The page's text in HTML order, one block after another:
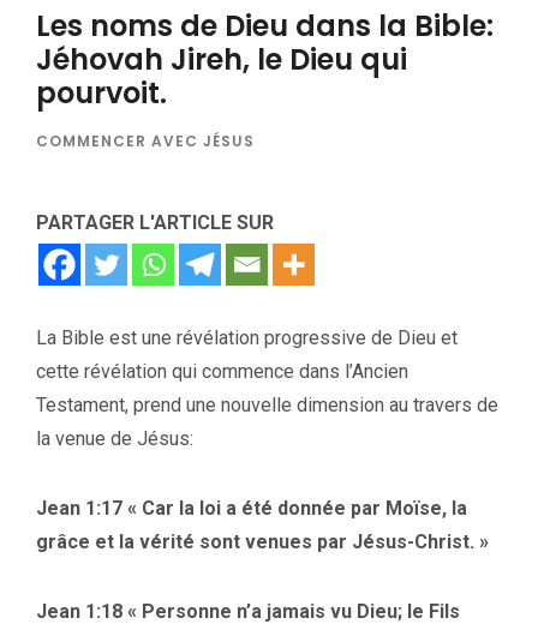
Les noms de Dieu dans la Bible:
Jéhovah Jireh, le Dieu qui
pourvoit.
COMMENCER AVEC JÉSUS
PARTAGER L'ARTICLE SUR
La Bible est une révélation progressive de Dieu et
cette révélation qui commence dans l’Ancien
Testament, prend une nouvelle dimension au travers de
la venue de Jésus:
Jean 1:17 « Car la loi a été donnée par Moïse, la
grâce et la vérité sont venues par Jésus-Christ. »
Jean 1:18 « Personne n’a jamais vu Dieu; le Fils